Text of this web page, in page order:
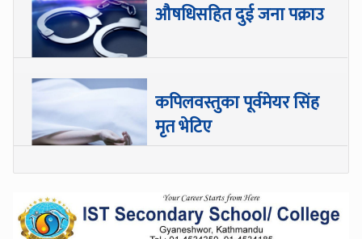
औषधिसहित दुई जना पक्राउ
कपिलवस्तुका पूर्वमेयर सिंह
मृत भेटिए